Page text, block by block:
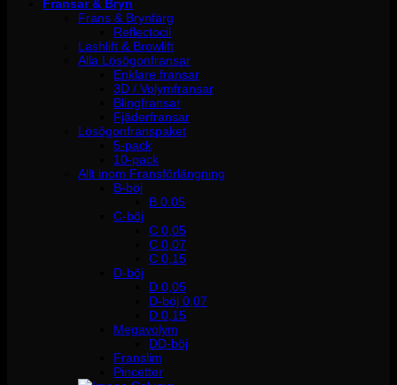
Fransar & Bryn
Frans & Brynfärg
Reflectocil
Lashlift & Browlift
Alla Lösögonfransar
Enklare fransar
3D / Volymfransar
Blingfransar
Fjäderfransar
Lösögonfranspaket
5-pack
10-pack
Allt inom Fransförlängning
B-böj
B 0.05
C-böj
C 0,05
C 0,07
C 0,15
D-böj
D 0,05
D-böj 0,07
D 0,15
Megavolym
DD-böj
Franslim
Pincetter